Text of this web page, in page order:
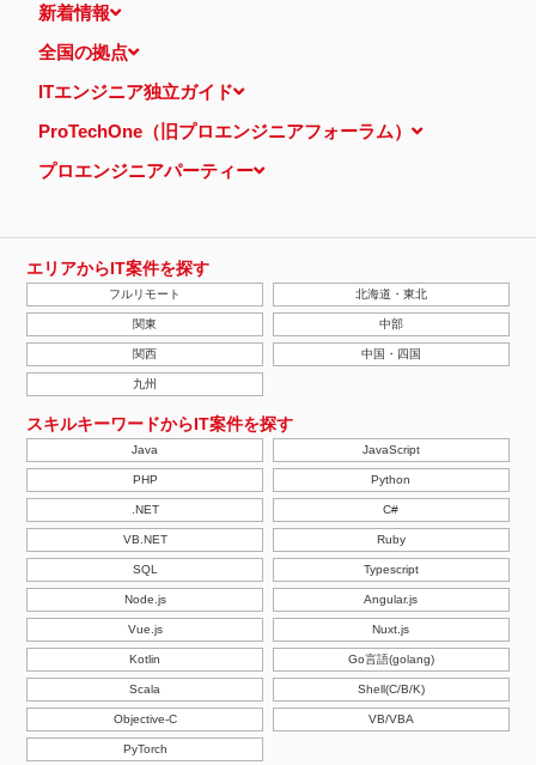
新着情報
全国の拠点
ITエンジニア独立ガイド
ProTechOne（旧プロエンジニアフォーラム）
プロエンジニアパーティー
エリアからIT案件を探す
フルリモート 北海道・東北
関東 中部
関西 中国・四国
九州
スキルキーワードからIT案件を探す
Java JavaScript
PHP Python
.NET C#
VB.NET Ruby
SQL Typescript
Node.js Angular.js
Vue.js Nuxt.js
Kotlin Go言語(golang)
Scala Shell(C/B/K)
Objective-C VB/VBA
PyTorch